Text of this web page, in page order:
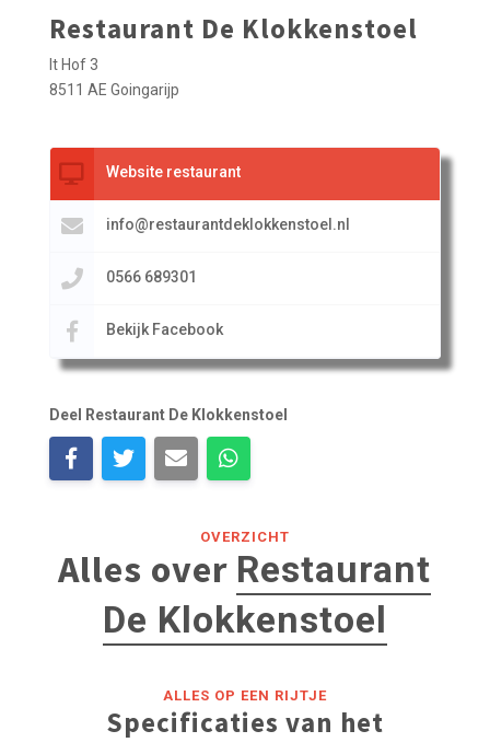
Restaurant De Klokkenstoel
It Hof 3
8511 AE Goingarijp
Website restaurant
info@restaurantdeklokkenstoel.nl
0566 689301
Bekijk Facebook
Deel Restaurant De Klokkenstoel
OVERZICHT
Alles over Restaurant
De Klokkenstoel
ALLES OP EEN RIJTJE
Specificaties van het